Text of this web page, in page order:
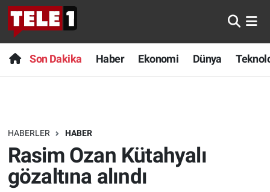
Son Dakika Haber Ekonomi Dünya
HABERLER HABER
Rasim Ozan Kütahyalı
gözaltına alındı
Anında Manşet
Başka Sohbetler
Bilim turu
Bilim ve Teknoloji Evreni
Son Dakika
Haber
Dünya
Teknoloji
Nöbetçi Eczaneler
Hava Durumu
Trafik Durumu
Süper Lig Puan Durumu ve Fikstür